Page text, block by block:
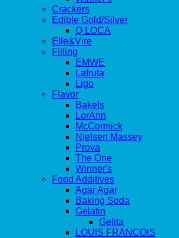
Crackers
Edible Gold/Silver
Q LOCA
Elle&Vire
Filling
EMWE
Lafruta
Ligo
Flavor
Bakels
LorAnn
McCormick
Nielsen Massey
Prova
The One
Winner's
Food Additives
Agar Agar
Baking Soda
Gelatin
Gelita
LOUIS FRANCOIS